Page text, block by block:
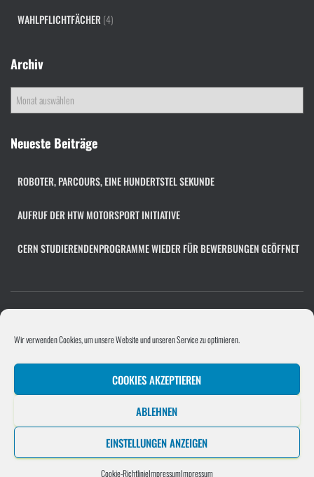
Wir verwenden Cookies, um unsere Website und unseren Service zu optimieren.
COOKIES AKZEPTIEREN
ABLEHNEN
EINSTELLUNGEN ANZEIGEN
Cookie-RichtlinieImpressumImpressum
WAHLPFLICHTFÄCHER(4)
Archiv
r
h
Neueste Beiträge
ROBOTER, PARCOURS, EINE HUNDERTSTEL SEKUNDE
AUFRUF DER HTW MOTORSPORT INITIATIVE
CERN STUDIERENDENPROGRAMME WIEDER FÜR BEWERBUNGEN GEÖFFNET
UNTERNEHMEN
Hestia | Entwickelt vonThemeIsle